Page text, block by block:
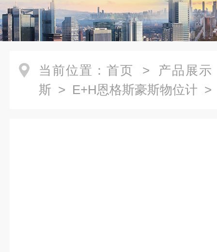
当前位置： 首页 > 产品展示
斯 > E+H恩格斯豪斯物位计 >